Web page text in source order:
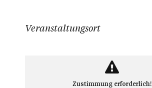
Veranstaltungsort
Zustimmung erforderlich!